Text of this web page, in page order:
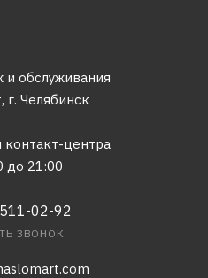
обслуживания
г. Челябинск
центра
до 21:00
02-92
ЗВОНОК